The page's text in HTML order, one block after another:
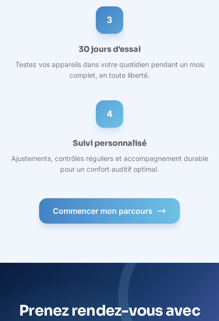
3
30 jours d'essai
Testez vos appareils dans votre quotidien pendant un mois
complet, en toute liberté.
4
Suivi personnalisé
Ajustements, contrôles réguliers et accompagnement durable
pour un confort auditif optimal.
Commencer mon parcours
Prenez rendez-vous avec